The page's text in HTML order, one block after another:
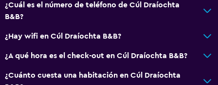
¿Cuál es el número de teléfono de Cúl Draíochta
B&B?
¿Hay wifi en Cúl Draíochta B&B?
¿A qué hora es el check-out en Cúl Draíochta B&B?
¿Cuánto cuesta una habitación en Cúl Draíochta